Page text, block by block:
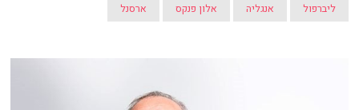
ליברפול אנגליה אלון פנקס ארסנל